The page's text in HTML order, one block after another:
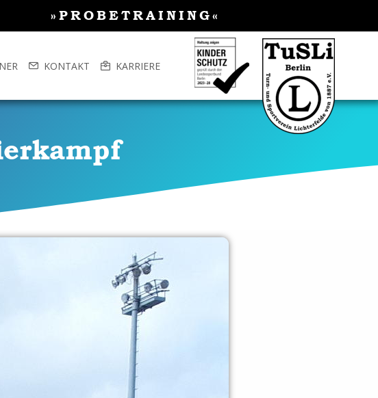
»PROBETRAINING«
KONTAKT KARRIERE